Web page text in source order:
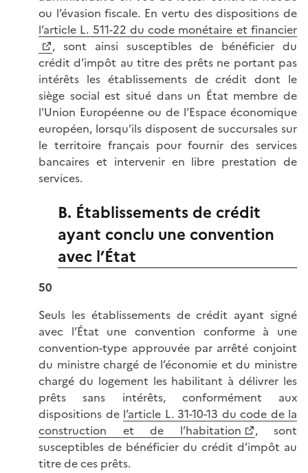
ou l’évasion fiscale. En vertu des dispositions de
l’article L. 511-22 du code monétaire et financier
, sont ainsi susceptibles de bénéficier du
crédit d’impôt au titre des prêts ne portant pas
intérêts les établissements de crédit dont le
siège social est situé dans un État membre de
l'Union Européenne ou de l’Espace économique
européen, lorsqu’ils disposent de succursales sur
le territoire français pour fournir des services
bancaires et intervenir en libre prestation de
services.
B. Établissements de crédit
ayant conclu une convention
avec l’État
50
Seuls les établissements de crédit ayant signé
avec l’État une convention conforme à une
convention-type approuvée par arrêté conjoint
du ministre chargé de l’économie et du ministre
chargé du logement les habilitant à délivrer les
prêts sans intérêts, conformément aux
dispositions de l’article L. 31-10-13 du code de la
construction et de l’habitation
, sont
susceptibles de bénéficier du crédit d’impôt au
titre de ces prêts.